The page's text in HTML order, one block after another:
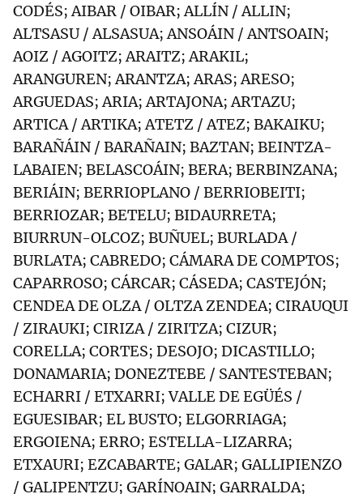
CODÉS; AIBAR / OIBAR; ALLÍN / ALLIN;
ALTSASU / ALSASUA; ANSOÁIN / ANTSOAIN;
AOIZ / AGOITZ; ARAITZ; ARAKIL;
ARANGUREN; ARANTZA; ARAS; ARESO;
ARGUEDAS; ARIA; ARTAJONA; ARTAZU;
ARTICA / ARTIKA; ATETZ / ATEZ; BAKAIKU;
BARAÑÁIN / BARAÑAIN; BAZTAN; BEINTZA-
LABAIEN; BELASCOÁIN; BERA; BERBINZANA;
BERIÁIN; BERRIOPLANO / BERRIOBEITI;
BERRIOZAR; BETELU; BIDAURRETA;
BIURRUN-OLCOZ; BUÑUEL; BURLADA /
BURLATA; CABREDO; CÁMARA DE COMPTOS;
CAPARROSO; CÁRCAR; CÁSEDA; CASTEJÓN;
CENDEA DE OLZA / OLTZA ZENDEA; CIRAUQUI
/ ZIRAUKI; CIRIZA / ZIRITZA; CIZUR;
CORELLA; CORTES; DESOJO; DICASTILLO;
DONAMARIA; DONEZTEBE / SANTESTEBAN;
ECHARRI / ETXARRI; VALLE DE EGÜÉS /
EGUESIBAR; EL BUSTO; ELGORRIAGA;
ERGOIENA; ERRO; ESTELLA-LIZARRA;
ETXAURI; EZCABARTE; GALAR; GALLIPIENZO
/ GALIPENTZU; GARÍNOAIN; GARRALDA;